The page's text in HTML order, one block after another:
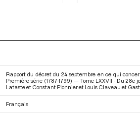
Rapport du décret du 24 septembre en ce qui
Première série (1787-1799) — Tome LXXVII - Du
Lataste et Constant Pionnier et Louis Claveau et Gaston
Français